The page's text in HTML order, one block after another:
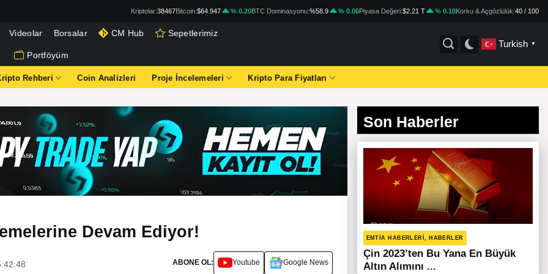
Kriptolar:38467Bitcoin:$64.947 % 0.20BTC Dominasyonu:%58.9 % 0.06Piyasa Değeri:$2.21 T % 0.18Korku & Açgözlülük:40 / 100
Videolar Borsalar CM Hub Sepetlerimiz
Portföyüm
Turkish ▼
Rehberi Coin Analizleri Proje İncelemeleri Kripto Para Fiyatları
Devam Ediyor!
ABONE OL: Youtube Google News
Son Haberler
EMTIA HABERLERI, HABERLER
Çin 2023’ten Bu Yana En Büyük
Altın Alımını ...